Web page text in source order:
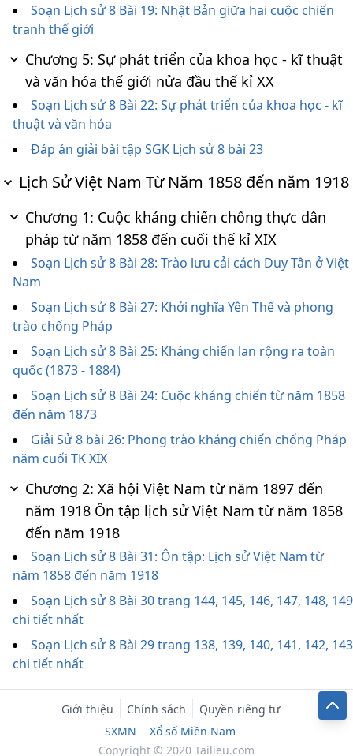
Soạn Lịch sử 8 Bài 19: Nhật Bản giữa hai cuộc chiến
tranh thế giới
Chương 5: Sự phát triển của khoa học - kĩ thuật
và văn hóa thế giới nửa đầu thế kỉ XX
Soạn Lịch sử 8 Bài 22: Sự phát triển của khoa học - kĩ
thuật và văn hóa
Đáp án giải bài tập SGK Lịch sử 8 bài 23
Lịch Sử Việt Nam Từ Năm 1858 đến năm 1918
Chương 1: Cuộc kháng chiến chống thực dân
pháp từ năm 1858 đến cuối thế kỉ XIX
Soạn Lịch sử 8 Bài 28: Trào lưu cải cách Duy Tân ở Việt
Nam
Soạn Lịch sử 8 Bài 27: Khởi nghĩa Yên Thế và phong
trào chống Pháp
Soạn Lịch sử 8 Bài 25: Kháng chiến lan rộng ra toàn
quốc (1873 - 1884)
Soạn Lịch sử 8 Bài 24: Cuộc kháng chiến từ năm 1858
đến năm 1873
Giải Sử 8 bài 26: Phong trào kháng chiến chống Pháp
năm cuối TK XIX
Chương 2: Xã hội Việt Nam từ năm 1897 đến
năm 1918 Ôn tập lịch sử Việt Nam từ năm 1858
đến năm 1918
Soạn Lịch sử 8 Bài 31: Ôn tập: Lịch sử Việt Nam từ
năm 1858 đến năm 1918
Soạn Lịch sử 8 Bài 30 trang 144, 145, 146, 147, 148, 149
chi tiết nhất
Soạn Lịch sử 8 Bài 29 trang 138, 139, 140, 141, 142, 143
chi tiết nhất
Giới thiệu Chính sách
Quyền riêng tư
SXMN
Xổ số Miền Nam
Copyright © 2020 Tailieu.com